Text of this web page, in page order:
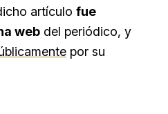
artículo fue
web del periódico, y
por su